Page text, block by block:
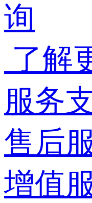
询
了解
服务
售后
增值